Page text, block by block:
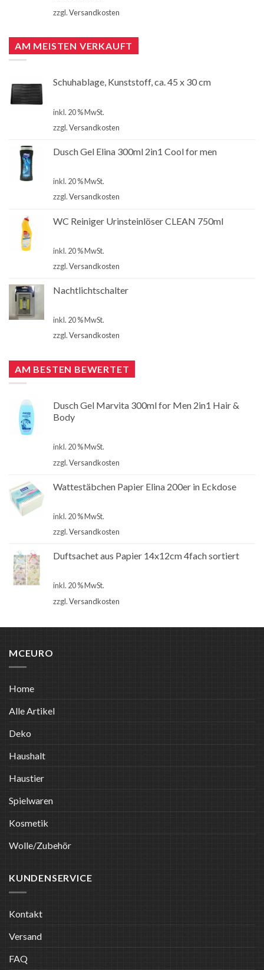
zzgl.Versandkosten
AM MEISTEN VERKAUFT
Schuhablage, Kunststoff, ca. 45 x 30 cm
inkl. 20 % MwSt.
zzgl.Versandkosten
Dusch Gel Elina 300ml 2in1 Cool for men
inkl. 20 % MwSt.
zzgl.Versandkosten
WC Reiniger Urinsteinlöser CLEAN 750ml
inkl. 20 % MwSt.
zzgl.Versandkosten
Nachtlichtschalter
inkl. 20 % MwSt.
zzgl.Versandkosten
AM BESTEN BEWERTET
Dusch Gel Marvita 300ml for Men 2in1 Hair &
Body
inkl. 20 % MwSt.
zzgl.Versandkosten
Wattestäbchen Papier Elina 200er in Eckdose
inkl. 20 % MwSt.
zzgl.Versandkosten
Duftsachet aus Papier 14x12cm 4fach sortiert
inkl. 20 % MwSt.
zzgl.Versandkosten
MCEURO
Home
Alle Artikel
Deko
Haushalt
Haustier
Spielwaren
Kosmetik
Wolle/Zubehör
KUNDENSERVICE
Kontakt
Versand
FAQ